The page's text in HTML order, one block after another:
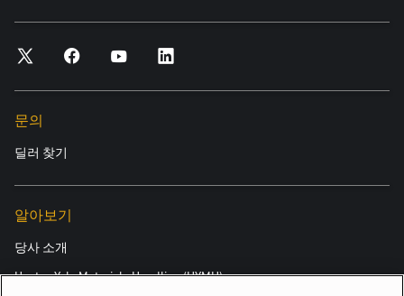
문의
딜러 찾기
알아보기
당사 소개
Hyster-Yale Materials Handling (HYMH)